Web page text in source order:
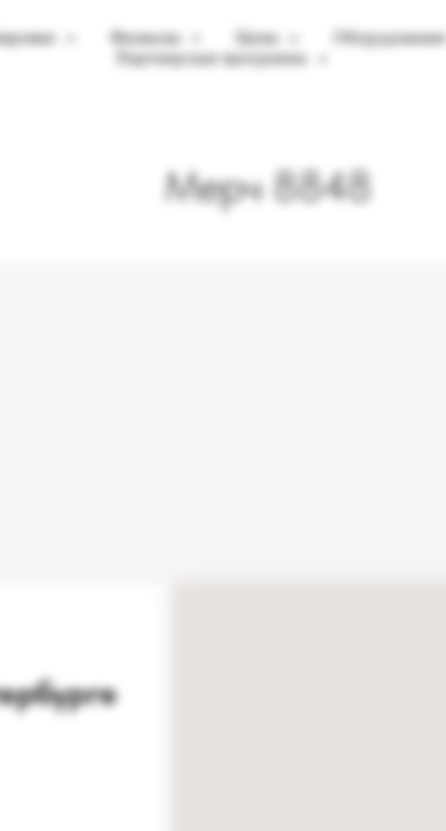
Филиалы Цены Оборудование
Партнерская программа
Мерч 8848